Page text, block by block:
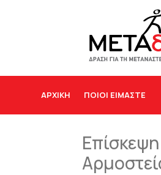
ΑΡΧΙΚΉ ΠΟΙΟΙ ΕΙΜΑΣΤΕ